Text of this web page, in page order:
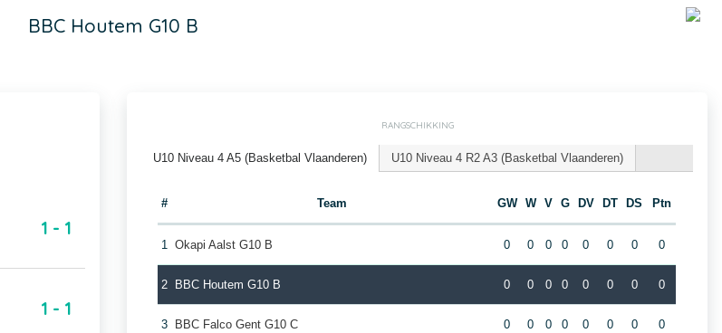
BBC Houtem G10 B
1 - 1
1 - 1
RANGSCHIKKING
U10 Niveau 4 A5 (Basketbal Vlaanderen) U10 Niveau 4 R2 A3 (Basketbal Vlaanderen)
# Team GW W V G DV DT DS Ptn
1 Okapi Aalst G10 B 0 0 0 0 0 0 0 0
2 BBC Houtem G10 B 0 0 0 0 0 0 0 0
3 BBC Falco Gent G10 C 0 0 0 0 0 0 0 0